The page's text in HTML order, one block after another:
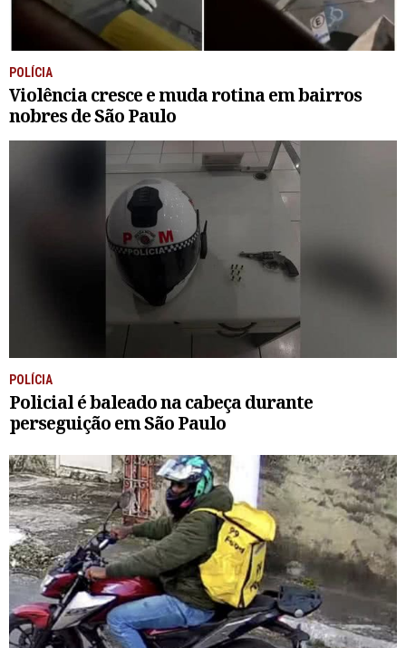
POLÍCIA
Violência cresce e muda rotina em bairros
nobres de São Paulo
POLÍCIA
Policial é baleado na cabeça durante
perseguição em São Paulo